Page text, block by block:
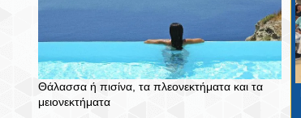
Θάλασσα ή πισίνα, τα πλεονεκτήματα και τα
μειονεκτήματα